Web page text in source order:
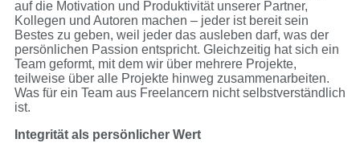
auf die Motivation und Produktivität unserer Partner,
Kollegen und Autoren machen – jeder ist bereit sein
Bestes zu geben, weil jeder das ausleben darf, was der
persönlichen Passion entspricht. Gleichzeitig hat sich ein
Team geformt, mit dem wir über mehrere Projekte,
teilweise über alle Projekte hinweg zusammenarbeiten.
Was für ein Team aus Freelancern nicht selbstverständlich
ist.
Integrität als persönlicher Wert